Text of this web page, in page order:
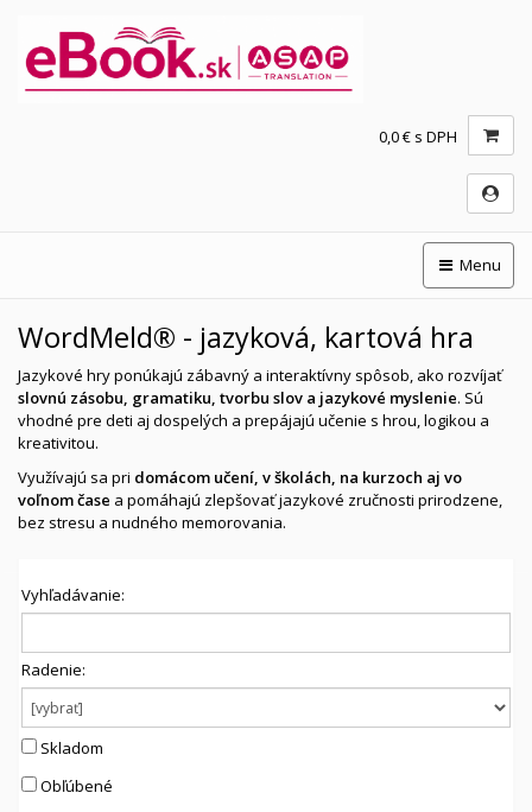
0,0 € s DPH
Menu
WordMeld® - jazyková, kartová hra
Jazykové hry ponúkajú zábavný a interaktívny spôsob, ako rozvíjať
slovnú zásobu, gramatiku, tvorbu slov a jazykové myslenie. Sú
vhodné pre deti aj dospelých a prepájajú učenie s hrou, logikou a
kreativitou.
Využívajú sa pri domácom učení, v školách, na kurzoch aj vo
voľnom čase a pomáhajú zlepšovať jazykové zručnosti prirodzene,
bez stresu a nudného memorovania.
Vyhľadávanie:
Radenie:
Skladom
Obľúbené